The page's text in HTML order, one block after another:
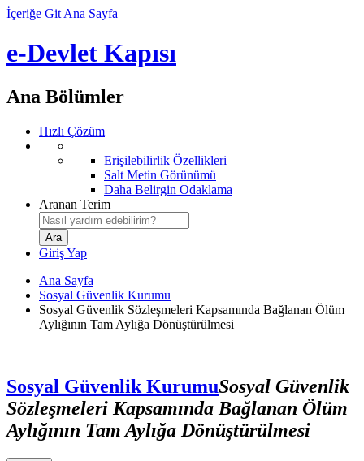
İçeriğe Git Ana Sayfa
e-Devlet Kapısı
Ana Bölümler
Hızlı Çözüm
Erişilebilirlik Özellikleri
Salt Metin Görünümü
Daha Belirgin Odaklama
Aranan Terim
Giriş Yap
Ana Sayfa
Sosyal Güvenlik Kurumu
Sosyal Güvenlik Sözleşmeleri Kapsamında Bağlanan Ölüm
Aylığının Tam Aylığa Dönüştürülmesi
Sosyal Güvenlik KurumuSosyal Güvenlik
Sözleşmeleri Kapsamında Bağlanan Ölüm
Aylığının Tam Aylığa Dönüştürülmesi